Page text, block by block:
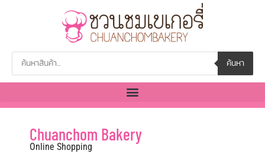
ค้นหา
Chuanchom Bakery
Online Shopping